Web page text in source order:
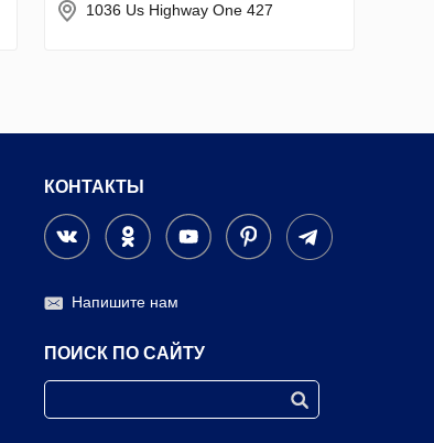
1036 Us Highway One 427
КОНТАКТЫ
Напишите нам
ПОИСК ПО САЙТУ